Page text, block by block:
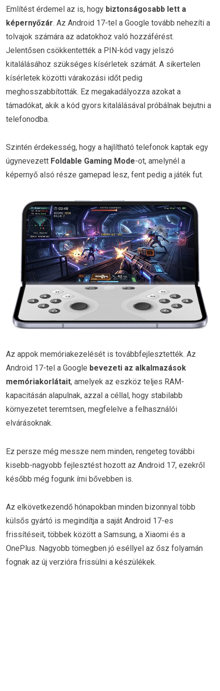
Említést érdemel az is, hogy biztonságosabb lett a
képernyőzár. Az Android 17-tel a Google tovább nehezíti a
tolvajok számára az adatokhoz való hozzáférést.
Jelentősen csökkentették a PIN-kód vagy jelszó
kitalálásához szükséges kísérletek számát. A sikertelen
kísérletek közötti várakozási időt pedig
meghosszabbították. Ez megakadályozza azokat a
támadókat, akik a kód gyors kitalálásával próbálnak bejutni a
telefonodba.
Szintén érdekesség, hogy a hajlítható telefonok kaptak egy
úgynevezett Foldable Gaming Mode-ot, amelynél a
képernyő alsó része gamepad lesz, fent pedig a játék fut.
Az appok memóriakezelését is továbbfejlesztették. Az
Android 17-tel a Google bevezeti az alkalmazások
memóriakorlátait, amelyek az eszköz teljes RAM-
kapacitásán alapulnak, azzal a céllal, hogy stabilabb
környezetet teremtsen, megfelelve a felhasználói
elvárásoknak.
Ez persze még messze nem minden, rengeteg további
kisebb-nagyobb fejlesztést hozott az Android 17, ezekről
később még fogunk írni bővebben is.
Az elkövetkezendő hónapokban minden bizonnyal több
külsős gyártó is megindítja a saját Android 17-es
frissítéseit, többek között a Samsung, a Xiaomi és a
OnePlus. Nagyobb tömegben jó eséllyel az ősz folyamán
fognak az új verzióra frissülni a készülékek.